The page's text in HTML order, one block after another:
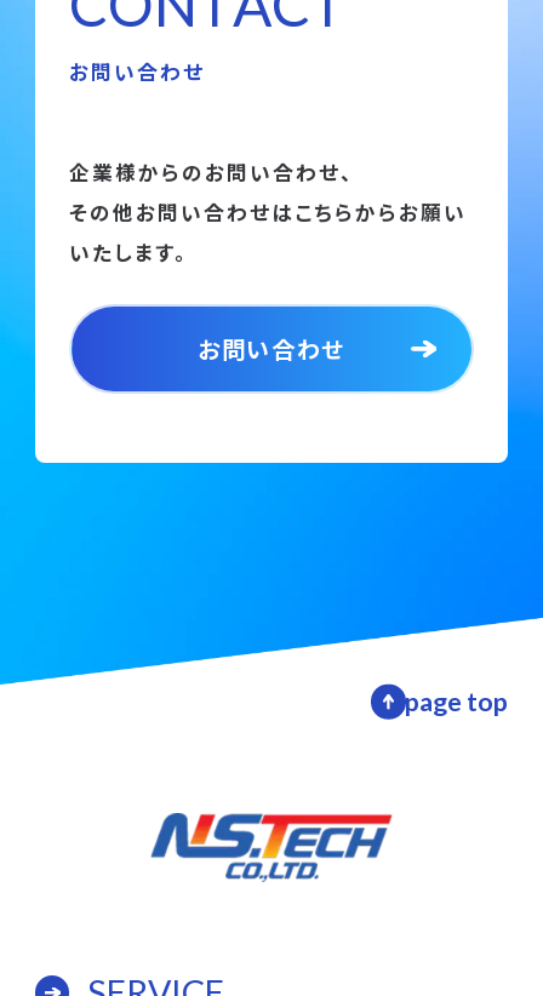
お問い合わせ
企業様からのお問い合わせ、
その他お問い合わせはこちらからお願い
いたします。
お問い合わせ
page top